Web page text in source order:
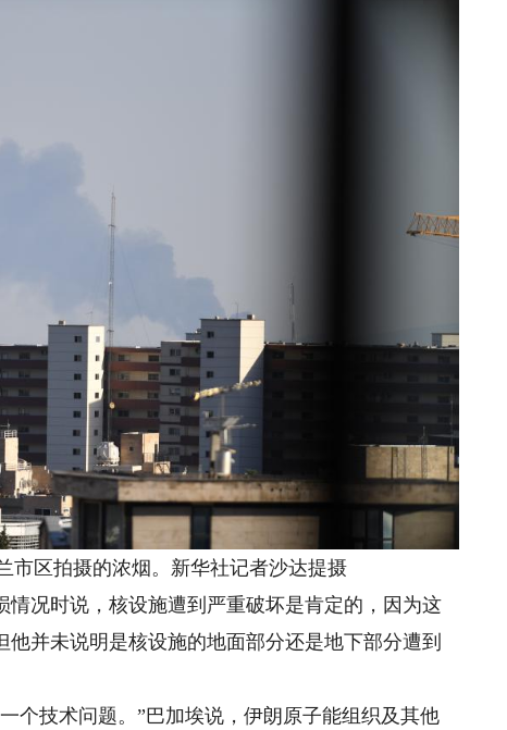
区拍摄的浓烟。新华社记者沙达提摄
况时说，核设施遭到严重破坏是肯定的，因为这
并未说明是核设施的地面部分还是地下部分遭到
技术问题。”巴加埃说，伊朗原子能组织及其他